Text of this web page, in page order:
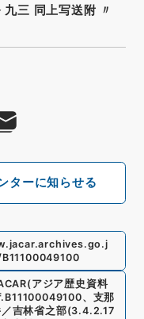
ターに知らせる
三 同上写送附 〃
アジア歴史資料
B11100049100、 支那
吉林省之部(3.4.2.17